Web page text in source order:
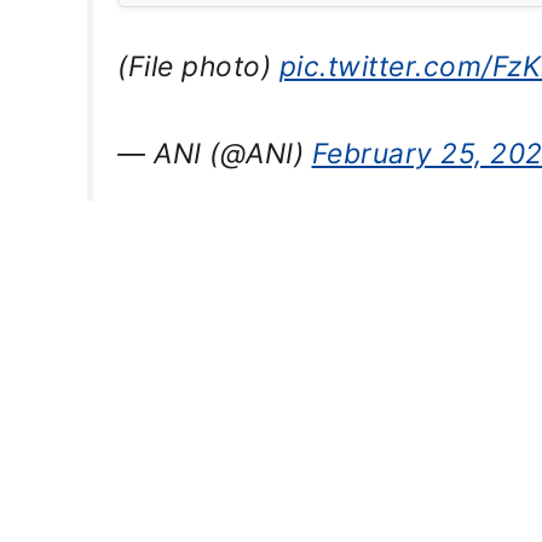
(File photo) pic.twitter.com/
— ANI (@ANI) February 25,